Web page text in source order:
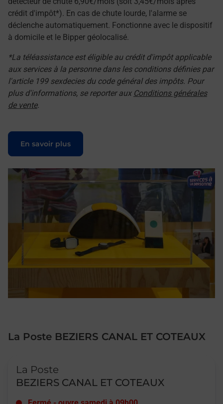
crédit d'impôt*). En cas de chute lourde, l'alarme se
déclenche automatiquement. Fonctionne avec le dispositif
à domicile et le Bipper géolocalisé.
*La téléassistance est éligible au crédit d'impôt applicable
aux services à la personne dans les conditions définies par
l'article 199 sexdecies du code général des impôts. Pour
plus d'informations, se reporter aux Conditions générales
de vente.
En savoir plus
Le lien s'ouvre dans un nouvel onglet
La Poste BEZIERS CANAL ET COTEAUX
La Poste
BEZIERS CANAL ET COTEAUX